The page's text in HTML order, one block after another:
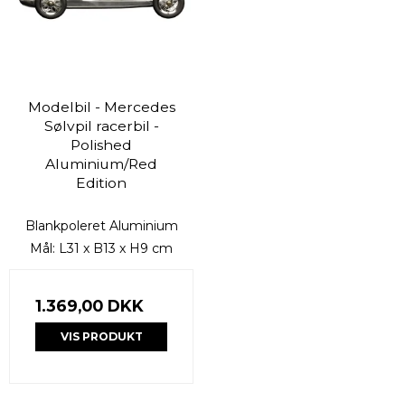
Modelbil - Mercedes
Sølvpil racerbil -
Polished
Aluminium/Red
Edition
Blankpoleret Aluminium
Mål: L31 x B13 x H9 cm
1.369,00 DKK
VIS PRODUKT